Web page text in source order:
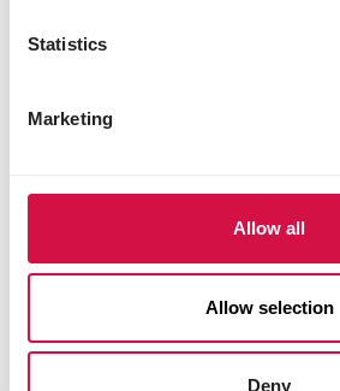
Statistics
Marketing
Allow all
Allow selection
Deny
Andere bezoekers